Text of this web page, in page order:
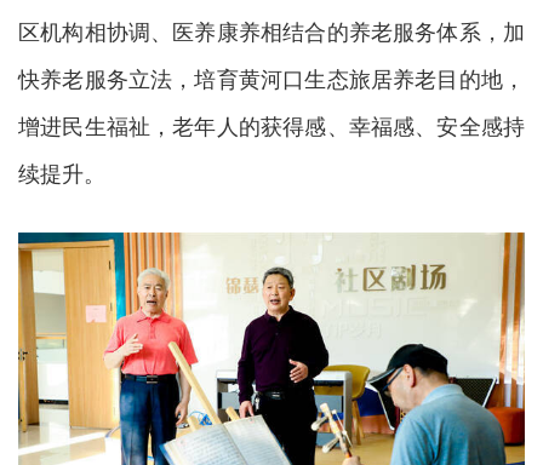
区机构相协调、医养康养相结合的养老服务体系，加
快养老服务立法，培育黄河口生态旅居养老目的地，
增进民生福祉，老年人的获得感、幸福感、安全感持
续提升。